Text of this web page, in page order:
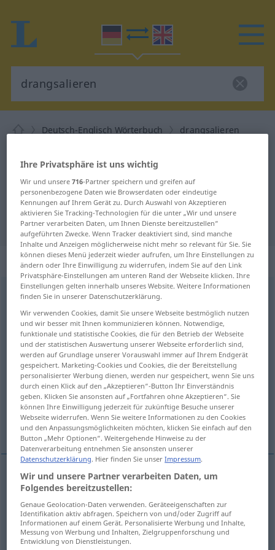
Deutsch-Englisch Wörterbuch drangsalieren
"drangsalieren"
"drangsalieren" Englisch
Übersetzung
„drangsalieren“: transitives Verb
drangsalieren [draŋzaˈliːrən]v/t <kein
Übersicht aller Übersetzungen
(Für mehr Details die Übersetzung anklicken/antippen)
pressure, pick on, put pressure on
harass, annoy, plague, vex
torment, bully
pressure drangsalierenUntergebenen etc
putpressureon drangsalieren Untergebenen etc
pickon drangsalieren besonders durch Kritik
Ihre Privatsphäre ist uns wichtig
Wir und unsere716-Partner speichern und greifen auf
personenbezogene Daten wie Browserdaten oder eindeutige
Kennungen auf Ihrem Gerät zu. Durch Auswahl von Akzeptieren
aktivieren Sie Tracking-Technologien für die unter „Wir und unsere
Partner verarbeiten Daten, um Ihnen Dienste bereitzustellen“
aufgeführten Zwecke. Wenn Tracker deaktiviert sind, sind manche
Inhalte und Anzeigen möglicherweise nicht mehr so relevant für Sie. Sie
können dieses Menü jederzeit wieder aufrufen, um Ihre Einstellungen zu
ändern oder Ihre Einwilligung zu widerrufen, indem Sie auf den Link
Privatsphäre-Einstellungen am unteren Rand der Webseite klicken. Ihre
Einstellungen gelten innerhalb unseres Website. Weitere Informationen
finden Sie in unserer Datenschutzerklärung.
Wir verwenden Cookies, damit Sie unsere Webseite bestmöglich nutzen
und wir besser mit Ihnen kommunizieren können. Notwendige,
funktionale und statistische Cookies, die für den Betrieb der Webseite
und der statistischen Auswertung unserer Webseite erforderlich sind,
werden auf Grundlage unserer Vorauswahl immer auf Ihrem Endgerät
gespeichert. Marketing-Cookies und Cookies, die der Bereitstellung
personalisierter Werbung dienen, werden nur gespeichert, wenn Sie uns
durch einen Klick auf den „Akzeptieren“-Button Ihr Einverständnis
geben. Klicken Sie ansonsten auf „Fortfahren ohne Akzeptieren“. Sie
können Ihre Einwilligung jederzeit für zukünftige Besuche unserer
Webseite widerrufen. Wenn Sie weitere Informationen zu den Cookies
und den Anpassungsmöglichkeiten möchten, klicken Sie einfach auf den
Button „Mehr Optionen“. Weitergehende Hinweise zu der
Datenverarbeitung entnehmen Sie ansonsten unserer
Datenschutzerklärung. Hier finden Sie unserImpressum.
Wir und unsere Partner verarbeiten Daten, um
Folgendes bereitzustellen:
Genaue Geolocation-Daten verwenden. Geräteeigenschaften zur
Identifikation aktiv abfragen. Speichern von und/oder Zugriff auf
Informationen auf einem Gerät. Personalisierte Werbung und Inhalte,
Messung von Werbung und Inhalten, Zielgruppenforschung und
Entwicklung von Dienstleistungen.